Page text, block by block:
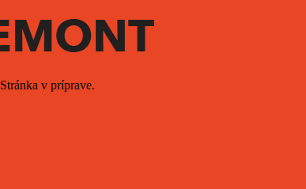
Stránka v príprave.